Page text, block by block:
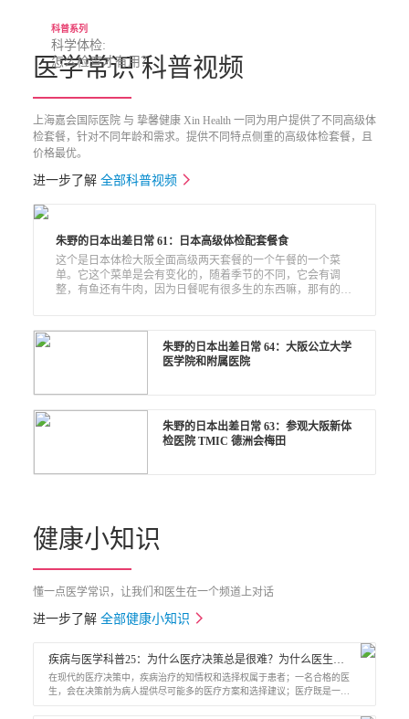
科普系列
科学体检:
怎么检查才有用？
医学常识 科普视频
上海嘉会国际医院 与 挚馨健康 Xin Health 一同为用户提供了不同高级体
检套餐，针对不同年龄和需求。提供不同特点侧重的高级体检套餐，且
价格最优。
进一步了解 全部科普视频
朱野的日本出差日常 61：日本高级体检配套餐食
这个是日本体检大阪全面高级两天套餐的一个午餐的一个菜
单。它这个菜单是会有变化的，随着季节的不同，它会有调
整，有鱼还有牛肉，因为日餐呢有很多生的东西嘛，那有的人
朱野的日本出差日常 64：大阪公立大学
医学院和附属医院
朱野的日本出差日常 63：参观大阪新体
检医院 TMIC 德洲会梅田
健康小知识
懂一点医学常识，让我们和医生在一个频道上对话
进一步了解 全部健康小知识
疾病与医学科普25：为什么医疗决策总是很难？为什么医生总要让病人自己选择?
在现代的医疗决策中，疾病治疗的知情权和选择权属于患者；一名合格的医
生，会在决策前为病人提供尽可能多的医疗方案和选择建议；医疗既是一门